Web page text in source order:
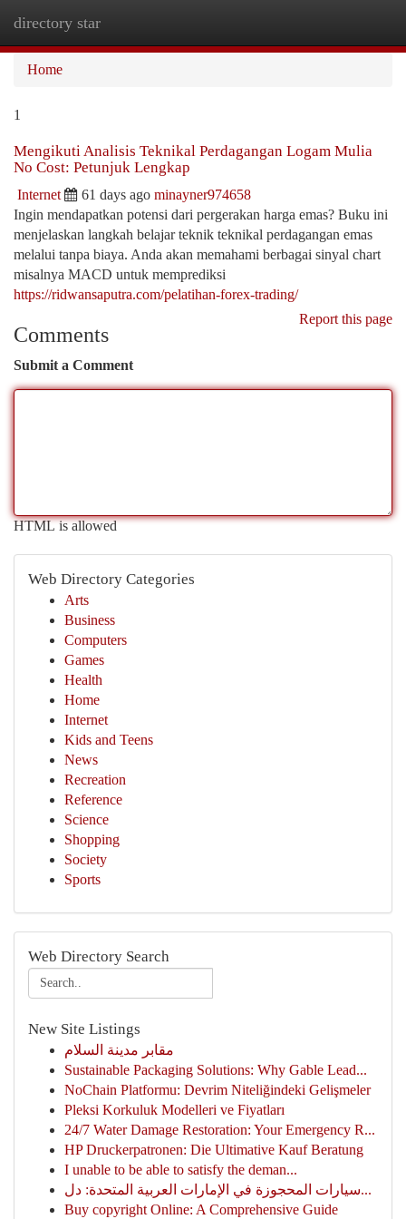
directory star
Home
1
Mengikuti Analisis Teknikal Perdagangan Logam Mulia
No Cost: Petunjuk Lengkap
Internet 61 days ago minayner974658
Ingin mendapatkan potensi dari pergerakan harga emas? Buku ini
menjelaskan langkah belajar teknik teknikal perdagangan emas
melalui tanpa biaya. Anda akan memahami berbagai sinyal chart
misalnya MACD untuk memprediksi
https://ridwansaputra.com/pelatihan-forex-trading/
Report this page
Comments
Submit a Comment
HTML is allowed
Web Directory Categories
Arts
Business
Computers
Games
Health
Home
Internet
Kids and Teens
News
Recreation
Reference
Science
Shopping
Society
Sports
Web Directory Search
New Site Listings
مقابر مدينة السلام
Sustainable Packaging Solutions: Why Gable Lead...
NoChain Platformu: Devrim Niteliğindeki Gelişmeler
Pleksi Korkuluk Modelleri ve Fiyatları
24/7 Water Damage Restoration: Your Emergency R...
HP Druckerpatronen: Die Ultimative Kauf Beratung
I unable to be able to satisfy the deman...
سيارات المحجوزة في الإمارات العربية المتحدة: دل...
Buy copyright Online: A Comprehensive Guide